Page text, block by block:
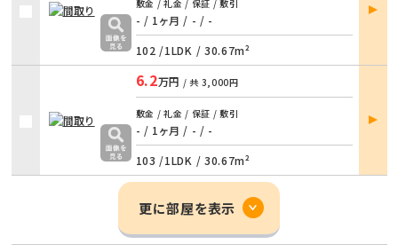
敷金 / 礼金 / 保証 / 敷引
- / 1ヶ月 / - / -
102 /1LDK / 30.67m²
詳細
6.2万円 / 共 3,000円
敷金 / 礼金 / 保証 / 敷引
- / 1ヶ月 / - / -
103 /1LDK / 30.67m²
部屋
詳細
更に部屋を表示